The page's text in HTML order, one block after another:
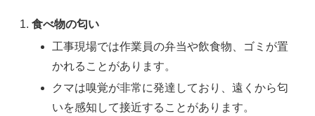
食べ物の匂い
工事現場では作業員の弁当や飲食物、ゴミが置
かれることがあります。
クマは嗅覚が非常に発達しており、遠くから匂
いを感知して接近することがあります。